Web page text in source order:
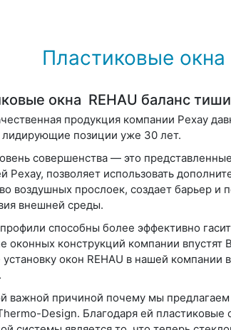
Пластиковые окна
окна REHAU баланс
продукция компании Рехау
лидирующие позиции уже 30 лет.
совершенства — это
Рехау, позволяет использовать
воздушных прослоек, создает барьер
внешней среды.
способны более эффективно
оконных конструкций компании
установку окон REHAU в нашей
важной причиной почему мы предлагаем
Design. Благодаря ей